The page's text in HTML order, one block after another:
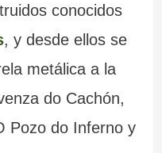
conocidos
, y desde ellos se
metálica a la
do Cachón,
Pozo do Inferno y